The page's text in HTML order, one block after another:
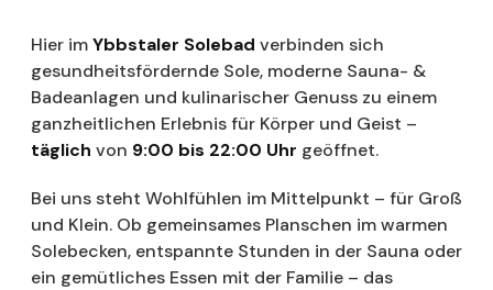
Hier imYbbstaler Solebad verbinden sich
gesundheitsfördernde Sole, moderne Sauna- &
Badeanlagen und kulinarischer Genuss zu einem
ganzheitlichen Erlebnis für Körper und Geist –
täglich von 9:00 bis 22:00 Uhr geöffnet.
Bei uns steht Wohlfühlen im Mittelpunkt – für Groß
und Klein. Ob gemeinsames Planschen im warmen
Solebecken, entspannte Stunden in der Sauna oder
ein gemütliches Essen mit der Familie – das